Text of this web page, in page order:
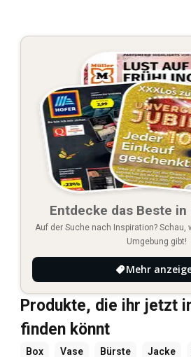
Entdecke das Beste in
Auf der Suche nach Inspiration? Schau,
Umgebung gibt!
Mehr
Produkte, die ihr jetzt
finden könnt
Box Vase Bürste Jacke